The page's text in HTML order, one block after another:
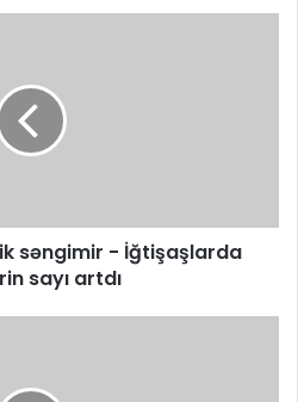
səngimir - İğtişaşlarda
sayı artdı